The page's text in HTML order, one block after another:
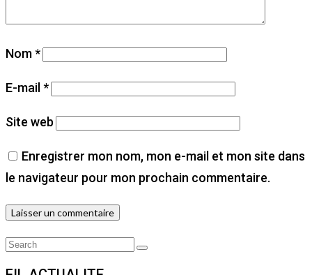
Nom*
E-mail*
Site web
Enregistrer mon nom, mon e-mail et mon site dans
le navigateur pour mon prochain commentaire.
Search
Search